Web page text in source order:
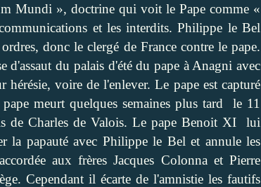
Mundi », doctrine qui voit le Pape comme «
et les interdits. Philippe le Bel
donc le clergé de France contre le pape.
d'assaut du palais d'été du pape à Anagni avec
voire de l'enlever. Le pape est capturé
meurt quelques semaines plus tard
le 11
de Charles de Valois. Le pape Benoit XI
lui
la papauté avec Philippe le Bel et annule les
aux frères Jacques Colonna et Pierre
Cependant il écarte de l'amnistie les fautifs